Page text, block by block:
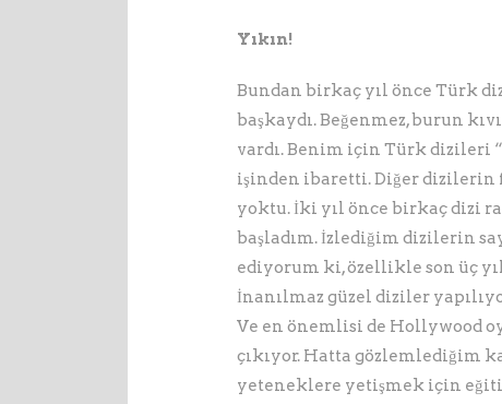
Yıkın!
Bundan birkaç yıl önce Türk
başkaydı. Beğenmez, burun
vardı. Benim için Türk dizileri
işinden ibaretti. Diğer dizilerin
yoktu. İki yıl önce birkaç dizi
başladım. İzlediğim dizilerin
ediyorum ki, özellikle son üç
İnanılmaz güzel diziler
Ve en önemlisi de Hollywood
çıkıyor. Hatta gözlemlediğim
yeteneklere yetişmek için